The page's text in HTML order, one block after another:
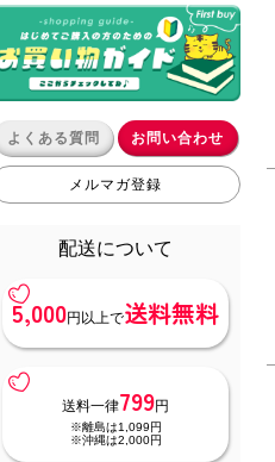
よくある質問 お問い合わせ
メルマガ登録
配送について
5,000円以上で送料無料
送料一律799円
※離島は1,099円
※沖縄は2,000円